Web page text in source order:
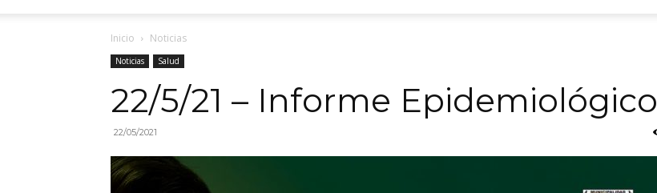
Inicio Noticias
Noticias Salud
22/5/21 – Informe Epidemiológico
22/05/2021